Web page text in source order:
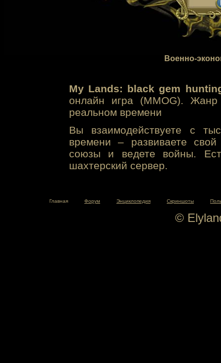
Военно-
My Lands: black gem
онлайн игра (MMOG). Жанр
реальном времени
Вы взаимодействуете с
времени – развиваете свой
союзы и ведете войны.
шахтерский сервер.
Главная Форум Энциклопедия Скриншоты
©